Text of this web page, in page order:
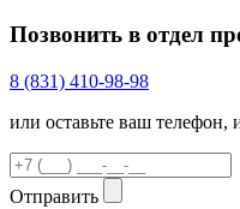
Позвонить в отдел
8 (831) 410-98-98
или оставьте ваш
Отправить